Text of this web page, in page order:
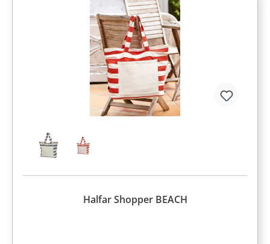
Halfar Shopper BEACH